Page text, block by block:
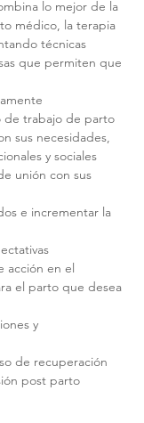
lo mejor de la
médico, la terapia
técnicas
que permiten que
trabajo de parto
sus necesidades,
y sociales
unión con sus
e incrementar la
acción en el
el parto que desea
y
de recuperación
post parto